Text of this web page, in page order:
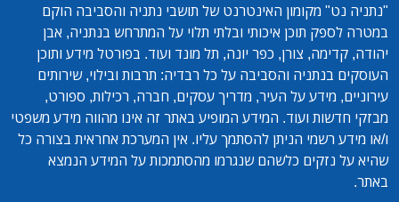
נט"מקומון האינטרנט של תושבי נתניה והסביבה הוקם
תוכן איכותי ובלתי תלוי על המתרחש בנתניה, אבן
צורן, כפר יונה, תל מונד ועוד. בפורטל מידע ותוכן
בנתניה והסביבה על כל רבדיה: תרבות ובילוי, שירותים
מידע על העיר, מדריך עסקים, חברה, רכילות, ספורט,
ועוד. המידע המופיע באתר זה אינו מהווה מידע משפטי
רשמי הניתן להסתמך עליו. אין המערכת אחראית בצורה כל
נזקים כלשהם שנגרמו מהסתמכות על המידע הנמצא